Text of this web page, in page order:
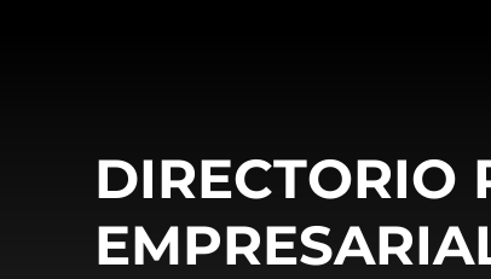
DIRECTORIO